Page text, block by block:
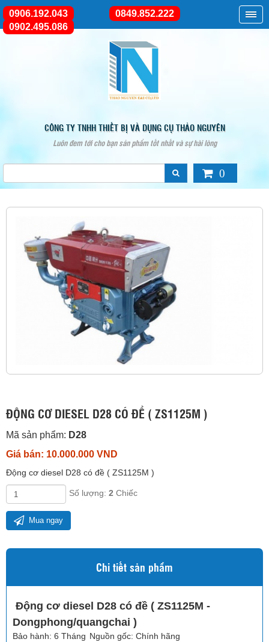
CÔNG TY TNHH THIẾT BỊ VÀ DỤNG CỤ THẢO NGUYÊN
Luôn đem tới cho bạn sản phẩm tốt nhất và sự hài lòng
0906.192.043
0849.852.222
0902.495.086
0
ĐỘNG CƠ DIESEL D28 CÓ ĐỀ ( ZS1125M )
Mã sản phẩm: D28
Giá bán: 10.000.000 VND
Động cơ diesel D28 có đề ( ZS1125M )
Số lượng: 2 Chiếc
Mua ngay
Chi tiết sản phẩm
Động cơ diesel D28 có đề ( ZS1125M -
Dongphong/quangchai )
Bảo hành: 6 Tháng Nguồn gốc: Chính hãng